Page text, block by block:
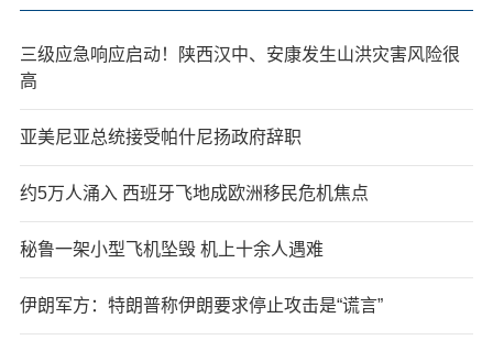
三级应急响应启动！陕西汉中、安康发生山洪灾害风险很
高
亚美尼亚总统接受帕什尼扬政府辞职
约5万人涌入 西班牙飞地成欧洲移民危机焦点
秘鲁一架小型飞机坠毁 机上十余人遇难
伊朗军方：特朗普称伊朗要求停止攻击是“谎言”